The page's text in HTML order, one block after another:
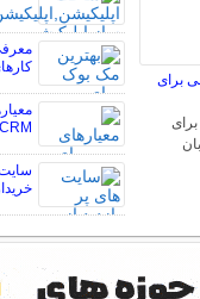
برای
هستند 20 زبان
CRM